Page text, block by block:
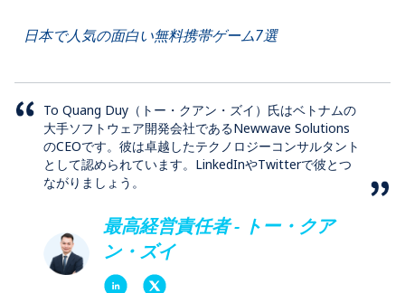
日本で人気の面白い無料携帯ゲーム7選
To Quang Duy（トー・クアン・ズイ）氏はベトナムの
大手ソフトウェア開発会社であるNewwave Solutions
のCEOです。彼は卓越したテクノロジーコンサルタント
として認められています。LinkedInやTwitterで彼とつ
ながりましょう。
最高経営責任者 - トー・クア
ン・ズイ